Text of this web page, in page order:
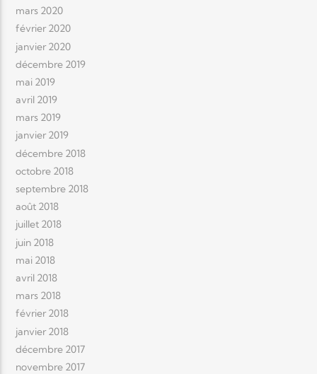
mars 2020
février 2020
janvier 2020
décembre 2019
mai 2019
avril 2019
mars 2019
janvier 2019
décembre 2018
octobre 2018
septembre 2018
août 2018
juillet 2018
juin 2018
mai 2018
avril 2018
mars 2018
février 2018
janvier 2018
décembre 2017
novembre 2017